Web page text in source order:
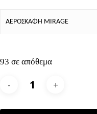
ΑΕΡΟΣΚΑΦΗ MIRAGE
93 σε απόθεμα